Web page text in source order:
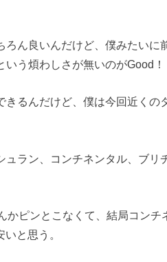
ん良いんだけど、僕みたいに
う煩わしさが無いのがGood！
るんだけど、僕は今回近くの
ラン、コンチネンタル、ブリ
ピンとこなくて、結局コンチ
と思う。